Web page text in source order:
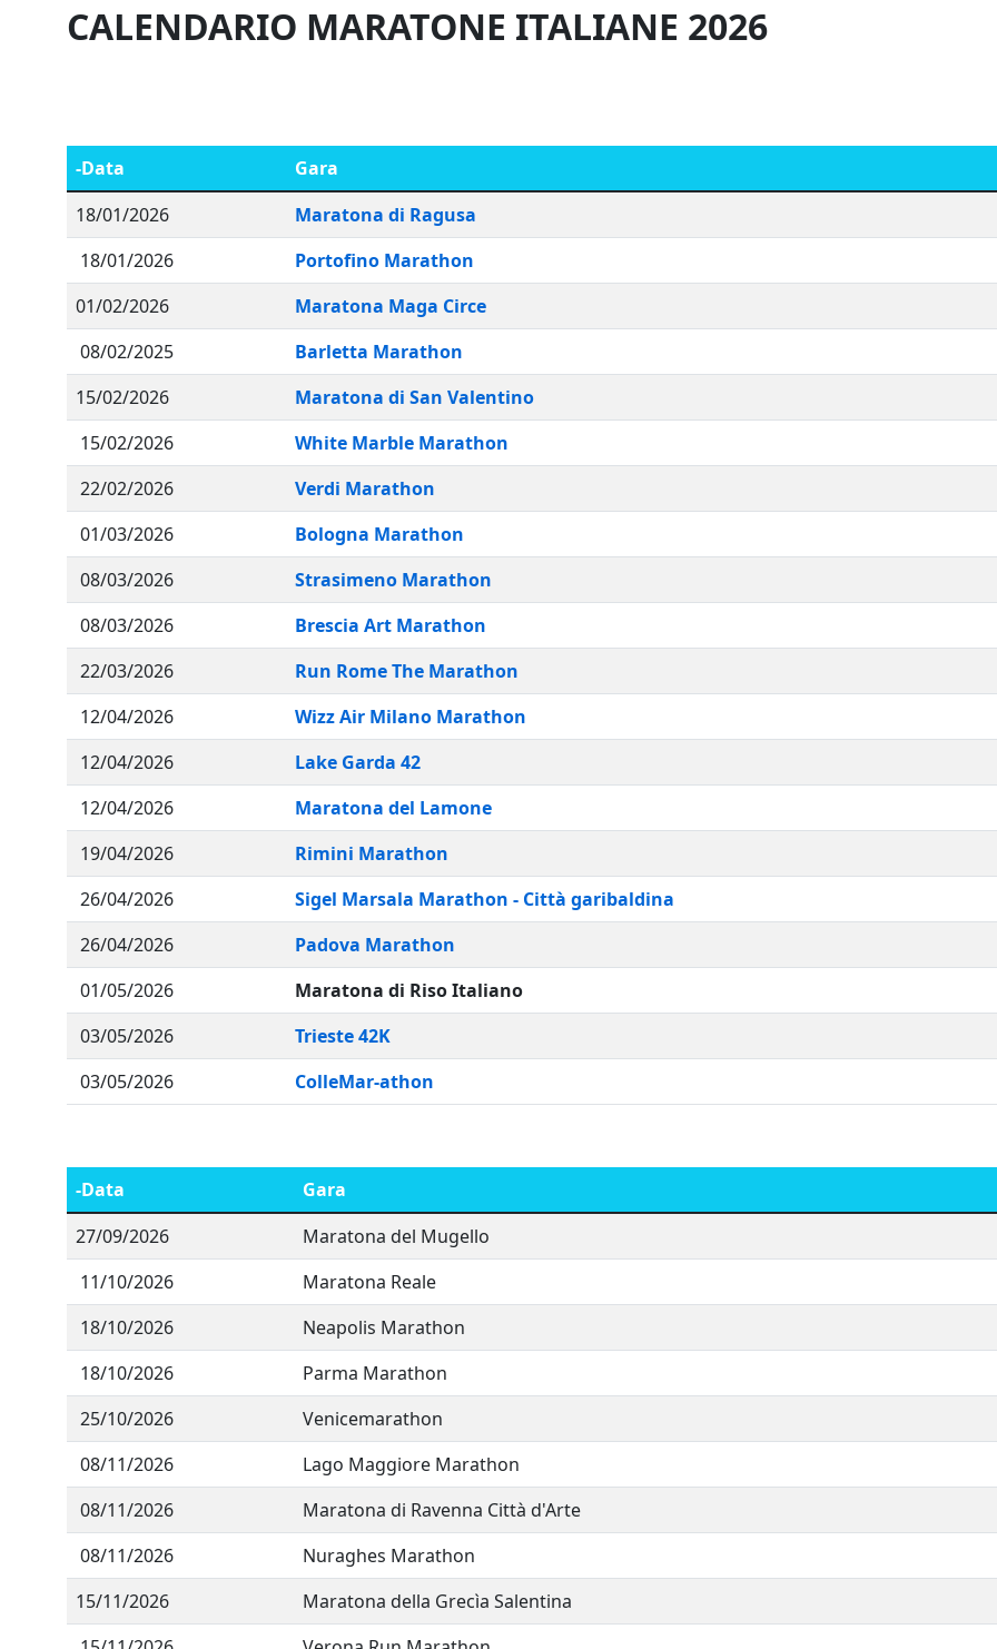
CALENDARIO MARATONE ITALIANE 2026
-Data
Gara
18/01/2026
Maratona di Ragusa
18/01/2026
Portofino Marathon
01/02/2026
Maratona Maga Circe
08/02/2025
Barletta Marathon
15/02/2026
Maratona di San Valentino
15/02/2026
White Marble Marathon
22/02/2026
Verdi Marathon
01/03/2026
Bologna Marathon
08/03/2026
Strasimeno Marathon
08/03/2026
Brescia Art Marathon
22/03/2026
Run Rome The Marathon
12/04/2026
Wizz Air Milano Marathon
12/04/2026
Lake Garda 42
12/04/2026
Maratona del Lamone
19/04/2026
Rimini Marathon
26/04/2026
Sigel Marsala Marathon - Città garibaldina
26/04/2026
Padova Marathon
01/05/2026
Maratona di Riso Italiano
03/05/2026
Trieste 42K
03/05/2026
ColleMar-athon
-Data
Gara
27/09/2026
Maratona del Mugello
11/10/2026
Maratona Reale
18/10/2026
Neapolis Marathon
18/10/2026
Parma Marathon
25/10/2026
Venicemarathon
08/11/2026
Lago Maggiore Marathon
08/11/2026
Maratona di Ravenna Città d'Arte
08/11/2026
Nuraghes Marathon
15/11/2026
Maratona della Grecìa Salentina